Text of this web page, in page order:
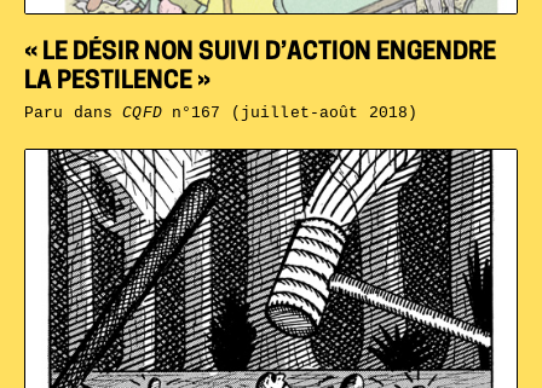
« LE DÉSIR NON SUIVI D’ACTION ENGENDRE
LA PESTILENCE »
Paru dansCQFDn°167 (juillet-août 2018)